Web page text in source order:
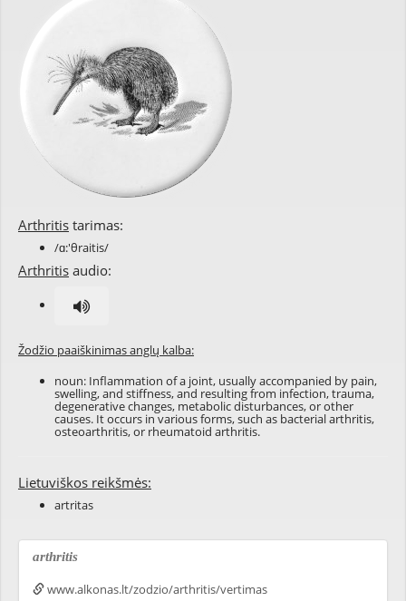
Arthritis tarimas:
/ɑ:'θraitis/
Arthritis audio:
Žodžio paaiškinimas anglų kalba:
noun: Inflammation of a joint, usually accompanied by pain,
swelling, and stiffness, and resulting from infection, trauma,
degenerative changes, metabolic disturbances, or other
causes. It occurs in various forms, such as bacterial arthritis,
osteoarthritis, or rheumatoid arthritis.
Lietuviškos reikšmės:
artritas
arthritis
www.alkonas.lt/zodzio/arthritis/vertimas